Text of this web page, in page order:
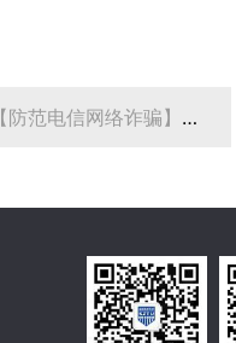
【防范电信网络诈骗】谨